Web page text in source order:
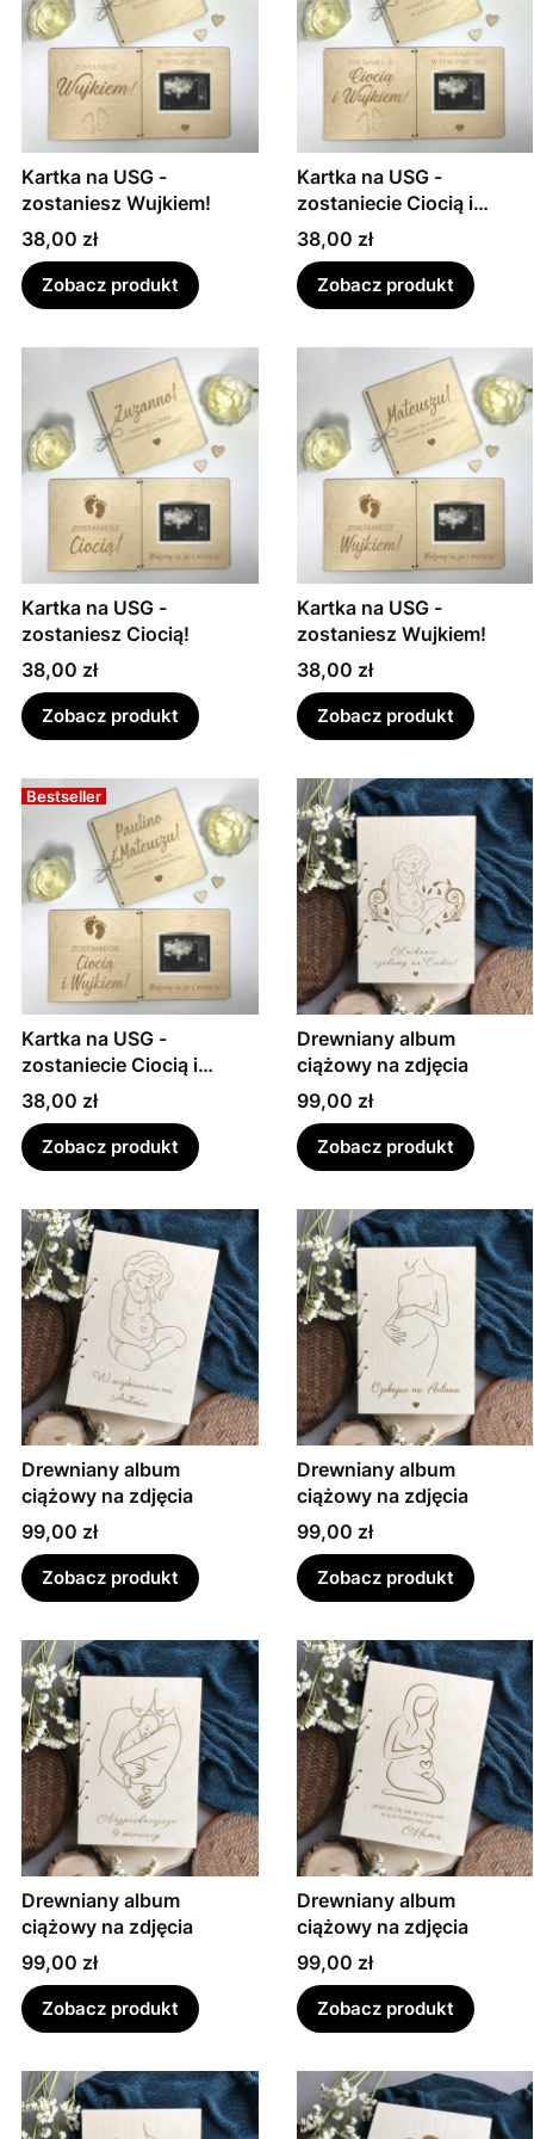
Kartka na USG -
zostaniesz Wujkiem!
Cena
38,00 zł
Zobacz produkt
Kartka na USG -
zostaniecie Ciocią i
Wujkiem!
Cena
38,00 zł
Zobacz produkt
Kartka na USG -
zostaniesz Ciocią!
Cena
38,00 zł
Zobacz produkt
Kartka na USG -
zostaniesz Wujkiem!
Cena
38,00 zł
Zobacz produkt
Bestseller
Kartka na USG -
zostaniecie Ciocią i
Wujkiem!
Cena
38,00 zł
Zobacz produkt
Drewniany album
ciążowy na zdjęcia
Cena
99,00 zł
Zobacz produkt
Drewniany album
ciążowy na zdjęcia
Cena
99,00 zł
Zobacz produkt
Drewniany album
ciążowy na zdjęcia
Cena
99,00 zł
Zobacz produkt
Drewniany album
ciążowy na zdjęcia
Cena
99,00 zł
Zobacz produkt
Drewniany album
ciążowy na zdjęcia
Cena
99,00 zł
Zobacz produkt